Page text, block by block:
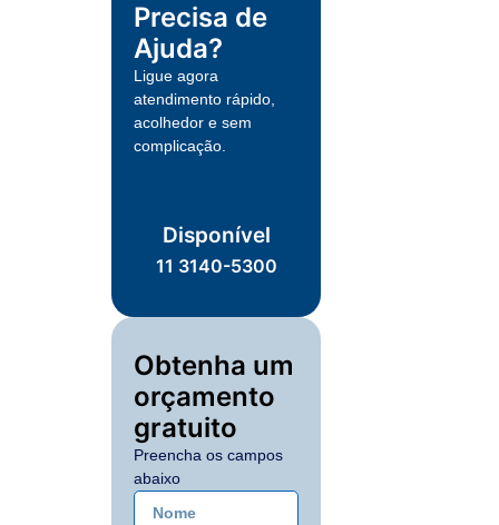
Precisa de
Ajuda?
Ligue agora
atendimento rápido,
acolhedor e sem
complicação.
Disponível
11 3140-5300
Obtenha um
orçamento
gratuito
Preencha os campos
abaixo